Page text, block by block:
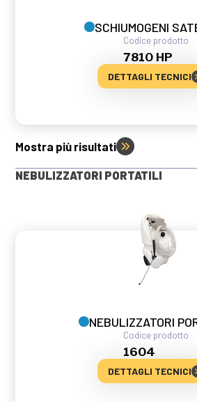
SCHIUMOGENI
Codice prodotto
7810 HP
DETTAGLI TECNICI
Mostra più risultati
NEBULIZZATORI PORTATILI
NEBULIZZATORI
Codice prodotto
1604
DETTAGLI TECNICI